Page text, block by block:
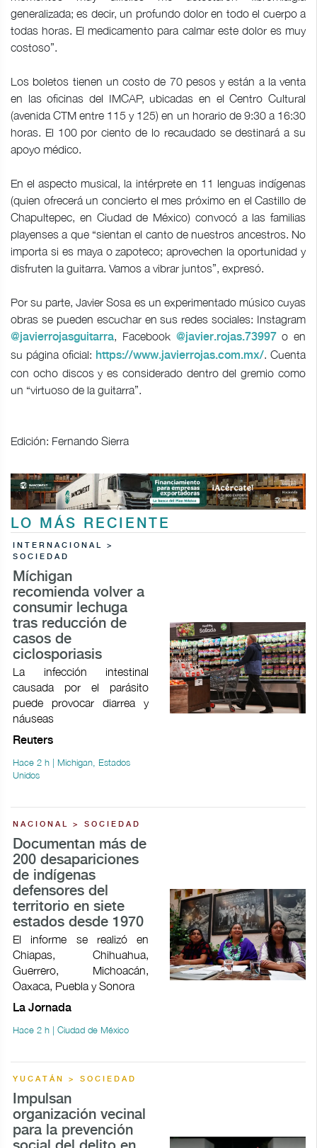
generalizada; es decir, un profundo dolor en todo el cuerpo a
todas horas. El medicamento para calmar este dolor es muy
costoso”.
Los boletos tienen un costo de 70 pesos y están a la venta
en las oficinas del IMCAP, ubicadas en el Centro Cultural
(avenida CTM entre 115 y 125) en un horario de 9:30 a 16:30
horas. El 100 por ciento de lo recaudado se destinará a su
apoyo médico.
En el aspecto musical, la intérprete en 11 lenguas indígenas
(quien ofrecerá un concierto el mes próximo en el Castillo de
Chapultepec, en Ciudad de México) convocó a las familias
playenses a que “sientan el canto de nuestros ancestros. No
importa si es maya o zapoteco; aprovechen la oportunidad y
disfruten la guitarra. Vamos a vibrar juntos”, expresó.
Por su parte, Javier Sosa es un experimentado músico cuyas
obras se pueden escuchar en sus redes sociales: Instagram
@javierrojasguitarra, Facebook @javier.rojas.73997o en
su página oficial: https://www.javierrojas.com.mx/. Cuenta
con ocho discos y es considerado dentro del gremio como
un “virtuoso de la guitarra”.
Edición: Fernando Sierra
LO MÁS RECIENTE
INTERNACIONAL >
SOCIEDAD
Míchigan
recomienda volver a
consumir lechuga
tras reducción de
casos de
ciclosporiasis
La infección intestinal
causada por el parásito
puede provocar ​diarrea y
náuseas
Reuters
Hace 2 h | Michigan, Estados
Unidos
NACIONAL > SOCIEDAD
Documentan más de
200 desapariciones
de indígenas
defensores del
territorio en siete
estados desde 1970
El informe se realizó en
Chiapas, Chihuahua,
Guerrero, Michoacán,
Oaxaca, Puebla y Sonora
La Jornada
Hace 2 h | Ciudad de México
YUCATÁN > SOCIEDAD
Impulsan
organización vecinal
para la prevención